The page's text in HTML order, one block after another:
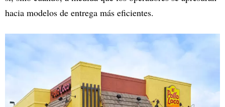
hacia modelos de entrega más eficientes.